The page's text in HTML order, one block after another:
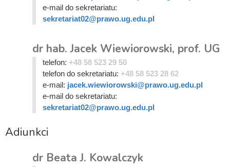
e-mail do sekretariatu:
sekretariat02@prawo.ug.edu.pl
dr hab. Jacek Wiewiorowski, prof. UG
telefon: +48 58 523 29 50
telefon do sekretariatu: +48 58 523 28 62
e-mail: jacek.wiewiorowski@prawo.ug.edu.pl
e-mail do sekretariatu:
sekretariat02@prawo.ug.edu.pl
Adiunkci
dr Beata J. Kowalczyk